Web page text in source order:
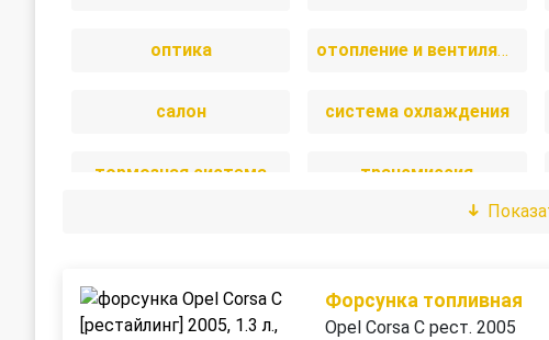
оптика отопление и вентиляция
салон система охлаждения
тормозная система трансмиссия
Форсунка топливная
Opel Corsa C рест. 2005